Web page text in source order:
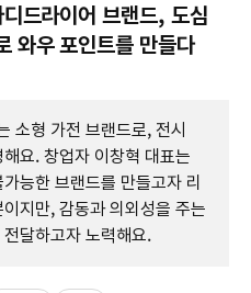
드라이어 브랜드, 도심
와우 포인트를 만들다
소형 가전 브랜드로, 전시
요. 창업자 이창혁 대표는
능한 브랜드를 만들고자 리
지만, 감동과 의외성을 주는
달하고자 노력해요.